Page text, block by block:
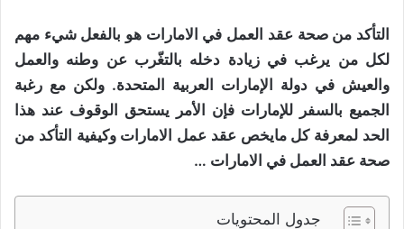
التأكد من صحة عقد العمل في الامارات هو بالفعل شيء مهم
لكل من يرغب في زيادة دخله بالتغّرب عن وطنه والعمل
والعيش في دولة الإمارات العربية المتحدة. ولكن مع رغبة
الجميع بالسفر للإمارات فإن الأمر يستحق الوقوف عند هذا
الحد لمعرفة كل مايخص عقد عمل الامارات وكيفية التأكد من
صحة عقد العمل في الامارات …
جدول المحتويات